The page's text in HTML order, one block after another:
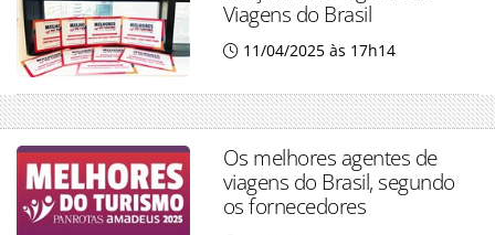
Viagens do Brasil
11/04/2025 às 17h14
Os melhores agentes de
viagens do Brasil, segundo
os fornecedores